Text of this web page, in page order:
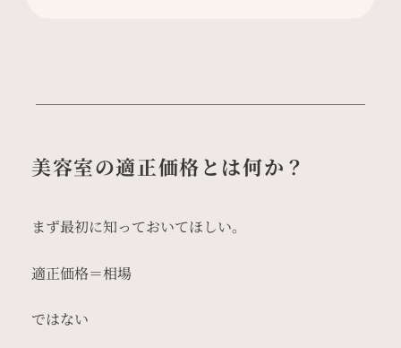
美容室の適正価格とは何か？
まず最初に知っておいてほしい。
適正価格＝相場
ではない